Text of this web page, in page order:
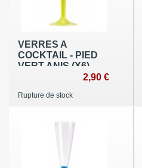
VERRES A
COCKTAIL - PIED
VERT ANIS (X6)
2,90 €
Rupture de stock